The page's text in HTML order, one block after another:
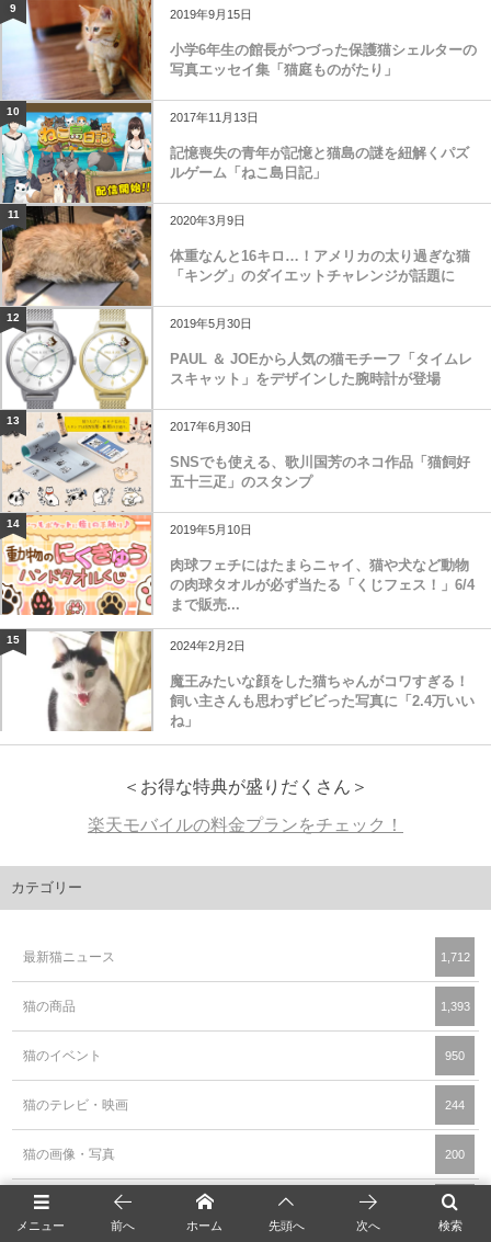
9 2019年9月15日
小学6年生の館長がつづった保護猫シェルターの
写真エッセイ集「猫庭ものがたり」
10 2017年11月13日
記憶喪失の青年が記憶と猫島の謎を紐解くパズ
ルゲーム「ねこ島日記」
11 2020年3月9日
体重なんと16キロ…！アメリカの太り過ぎな猫
「キング」のダイエットチャレンジが話題に
12 2019年5月30日
PAUL ＆ JOEから人気の猫モチーフ「タイムレ
スキャット」をデザインした腕時計が登場
13 2017年6月30日
SNSでも使える、歌川国芳のネコ作品「猫飼好
五十三疋」のスタンプ
14 2019年5月10日
肉球フェチにはたまらニャイ、猫や犬など動物
の肉球タオルが必ず当たる「くじフェス！」6/4
まで販売...
15 2024年2月2日
魔王みたいな顔をした猫ちゃんがコワすぎる！
飼い主さんも思わずビビった写真に「2.4万いい
ね」
＜お得な特典が盛りだくさん＞
楽天モバイルの料金プランをチェック！
カテゴリー
最新猫ニュース 1,712
猫の商品 1,393
猫のイベント 950
猫のテレビ・映画 244
猫の画像・写真 200
猫の動画・映像
134
メニュー
検索
前へ ホーム 先頭へ 次へ